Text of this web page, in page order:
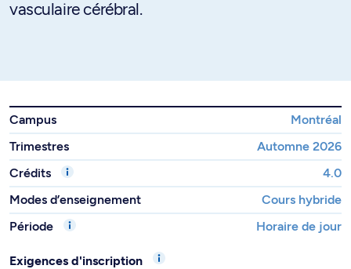
vasculaire cérébral.
Campus
Montréal
Trimestres
Automne 2026
Crédits
4.0
Modes d’enseignement
Cours hybride
Période
Horaire de jour
Exigences d'inscription